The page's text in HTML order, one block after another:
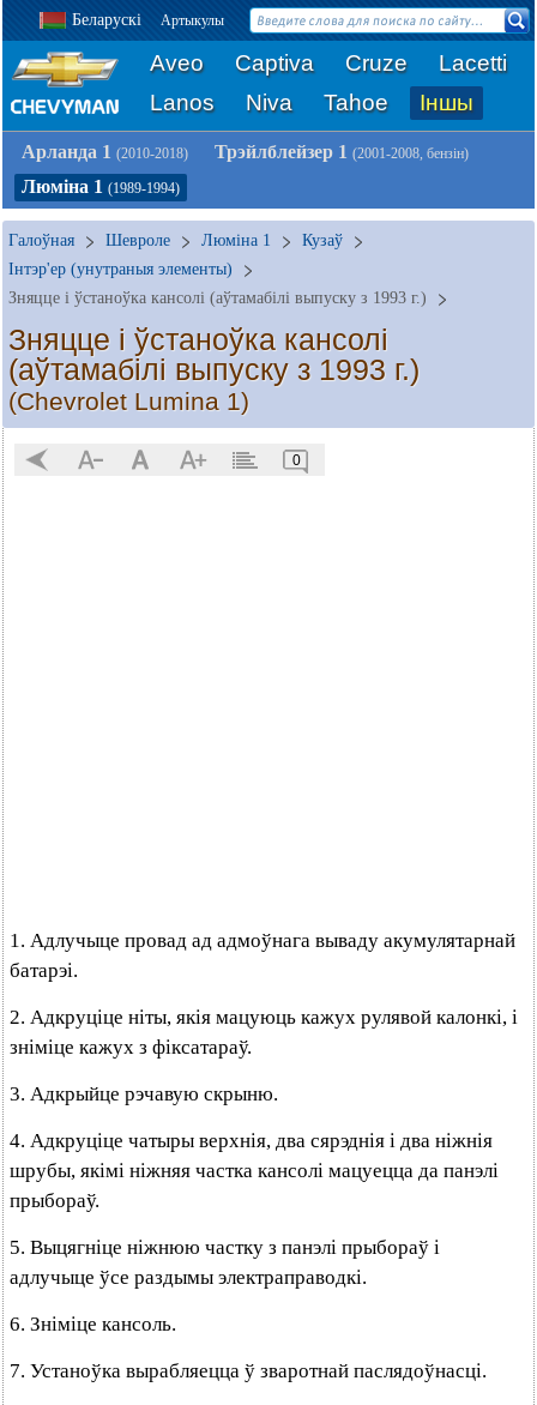
Беларускі Артыкулы
Aveo Captiva Cruze
Lacetti
Lanos
Niva Tahoe Іншы
Арланда 1 (2010-2018) Трэйлблейзер 1 (2001-2008, бензін)
Люміна 1 (1989-1994)
Галоўная Шевроле Люміна 1
Кузаў
Інтэр'ер (унутраныя элементы)
Зняцце і ўстаноўка кансолі (аўтамабілі выпуску з 1993 г.)
Зняцце і ўстаноўка кансолі
(аўтамабілі выпуску з 1993 г.)
(Chevrolet Lumina 1)
0
1. Адлучыце провад ад адмоўнага вываду акумулятарнай
батарэі.
2. Адкруціце ніты, якія мацуюць кажух рулявой калонкі, і
зніміце кажух з фіксатараў.
3. Адкрыйце рэчавую скрыню.
4. Адкруціце чатыры верхнія, два сярэднія і два ніжнія
шрубы, якімі ніжняя частка кансолі мацуецца да панэлі
прыбораў.
5. Выцягніце ніжнюю частку з панэлі прыбораў і
адлучыце ўсе раздымы электраправодкі.
6. Зніміце кансоль.
7. Устаноўка вырабляецца ў зваротнай паслядоўнасці.